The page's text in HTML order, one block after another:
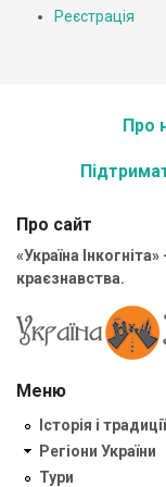
Реєстрація
Про
Про сайт
«Україна
краєзнавства.
Меню
Історія і традиції
Регіони України
Тури